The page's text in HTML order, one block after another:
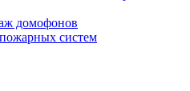
домофонов
систем